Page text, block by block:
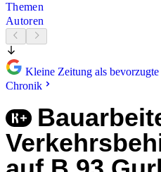
Themen
Autoren
Kleine Zeitung als
Chronik